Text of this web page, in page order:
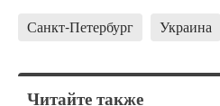
Санкт-Петербург Украина
Читайте также